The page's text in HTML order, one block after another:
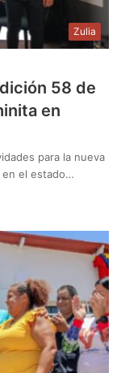
Zulia
58 de
en
para la nueva
en el estado…